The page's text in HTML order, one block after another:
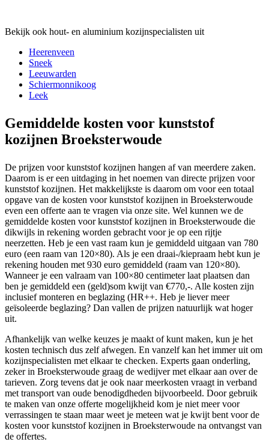
Bekijk ook hout- en aluminium kozijnspecialisten uit
Heerenveen
Sneek
Leeuwarden
Schiermonnikoog
Leek
Gemiddelde kosten voor kunststof
kozijnen Broeksterwoude
De prijzen voor kunststof kozijnen hangen af van meerdere zaken.
Daarom is er een uitdaging in het noemen van directe prijzen voor
kunststof kozijnen. Het makkelijkste is daarom om voor een totaal
opgave van de kosten voor kunststof kozijnen in Broeksterwoude
even een offerte aan te vragen via onze site. Wel kunnen we de
gemiddelde kosten voor kunststof kozijnen in Broeksterwoude die
dikwijls in rekening worden gebracht voor je op een rijtje
neerzetten. Heb je een vast raam kun je gemiddeld uitgaan van 780
euro (een raam van 120×80). Als je een draai-/kiepraam hebt kun je
rekening houden met 930 euro gemiddeld (raam van 120×80).
Wanneer je een valraam van 100×80 centimeter laat plaatsen dan
ben je gemiddeld een (geld)som kwijt van €770,-. Alle kosten zijn
inclusief monteren en beglazing (HR++. Heb je liever meer
geïsoleerde beglazing? Dan vallen de prijzen natuurlijk wat hoger
uit.
Afhankelijk van welke keuzes je maakt of kunt maken, kun je het
kosten technisch dus zelf afwegen. En vanzelf kan het immer uit om
kozijnspecialisten met elkaar te checken. Experts gaan onderling,
zeker in Broeksterwoude graag de wedijver met elkaar aan over de
tarieven. Zorg tevens dat je ook naar meerkosten vraagt in verband
met transport van oude benodigdheden bijvoorbeeld. Door gebruik
te maken van onze offerte mogelijkheid kom je niet meer voor
verrassingen te staan maar weet je meteen wat je kwijt bent voor de
kosten voor kunststof kozijnen in Broeksterwoude na ontvangst van
de offertes.